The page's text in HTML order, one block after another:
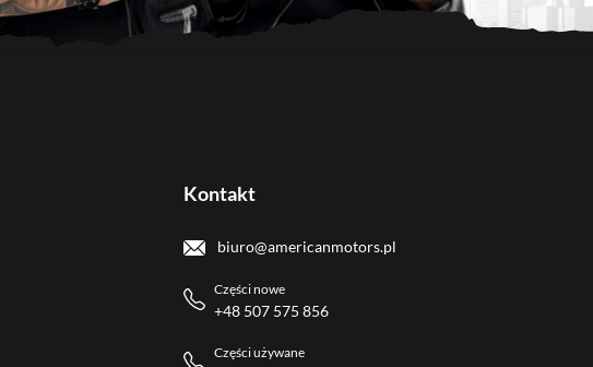
Kontakt
biuro@americanmotors.pl
Części nowe
+48 507 575 856
Części używane